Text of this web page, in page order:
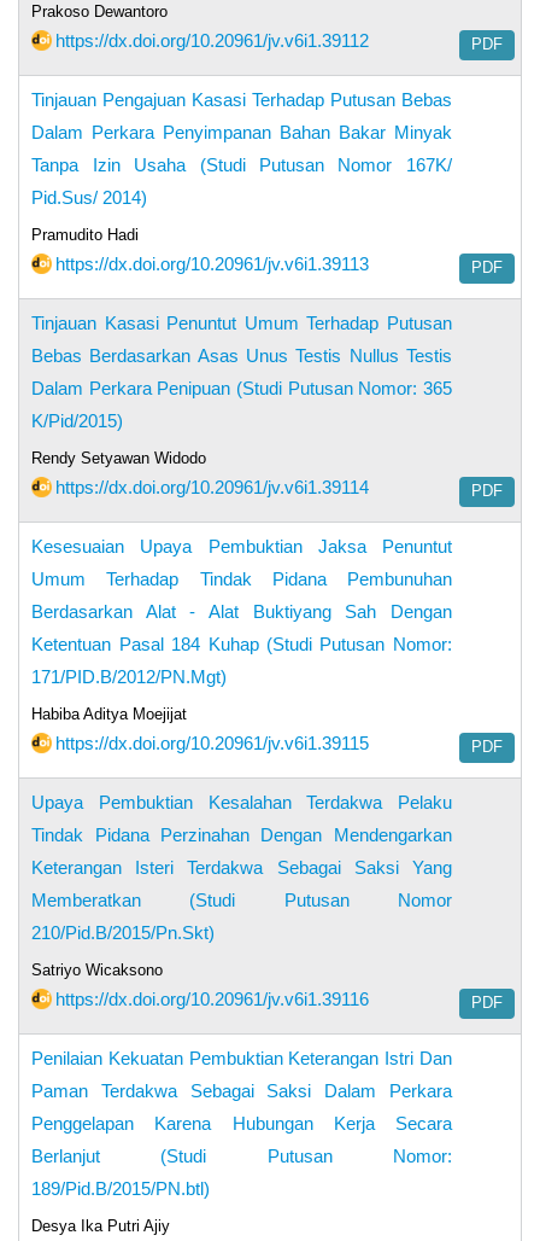
Prakoso Dewantoro
https://dx.doi.org/10.20961/jv.v6i1.39112 PDF
Tinjauan Pengajuan Kasasi Terhadap Putusan Bebas
Dalam Perkara Penyimpanan Bahan Bakar Minyak
Tanpa Izin Usaha (Studi Putusan Nomor 167K/
Pid.Sus/ 2014)
Pramudito Hadi
https://dx.doi.org/10.20961/jv.v6i1.39113 PDF
Tinjauan Kasasi Penuntut Umum Terhadap Putusan
Bebas Berdasarkan Asas Unus Testis Nullus Testis
Dalam Perkara Penipuan (Studi Putusan Nomor: 365
K/Pid/2015)
Rendy Setyawan Widodo
https://dx.doi.org/10.20961/jv.v6i1.39114 PDF
Kesesuaian Upaya Pembuktian Jaksa Penuntut
Umum Terhadap Tindak Pidana Pembunuhan
Berdasarkan Alat - Alat Buktiyang Sah Dengan
Ketentuan Pasal 184 Kuhap (Studi Putusan Nomor:
171/PID.B/2012/PN.Mgt)
Habiba Aditya Moejijat
https://dx.doi.org/10.20961/jv.v6i1.39115 PDF
Upaya Pembuktian Kesalahan Terdakwa Pelaku
Tindak Pidana Perzinahan Dengan Mendengarkan
Keterangan Isteri Terdakwa Sebagai Saksi Yang
Memberatkan (Studi Putusan Nomor
210/Pid.B/2015/Pn.Skt)
Satriyo Wicaksono
https://dx.doi.org/10.20961/jv.v6i1.39116 PDF
Penilaian Kekuatan Pembuktian Keterangan Istri Dan
Paman Terdakwa Sebagai Saksi Dalam Perkara
Penggelapan Karena Hubungan Kerja Secara
Berlanjut (Studi Putusan Nomor:
189/Pid.B/2015/PN.btl)
Desya Ika Putri Ajiy